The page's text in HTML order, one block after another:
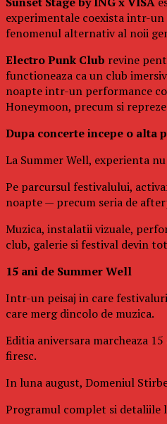
experimentale coexista intr-un
fenomenul alternativ al noii
Electro Punk Club revine
functioneaza ca un club
noapte intr-un performance
Honeymoon, precum si
Dupa concerte incepe o alta
La Summer Well, experienta
Pe parcursul festivalului,
noapte — precum seria de
Muzica, instalatii vizuale,
club, galerie si festival devin
15 ani de Summer Well
Intr-un peisaj in care
care merg dincolo de muzica.
Editia aniversara marcheaza
firesc.
In luna august, Domeniul
Programul complet si detaliile